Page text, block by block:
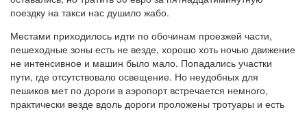
поездку на такси нас душило жабо.
Местами приходилось идти по обочинам проезжей части,
пешеходные зоны есть не везде, хорошо хоть ночью движение
не интенсивное и машин было мало. Попадались участки
пути, где отсутствовало освещение. Но неудобных для
пешиков мет по дороги в аэропорт встречается немного,
практически везде вдоль дороги проложены тротуары и есть